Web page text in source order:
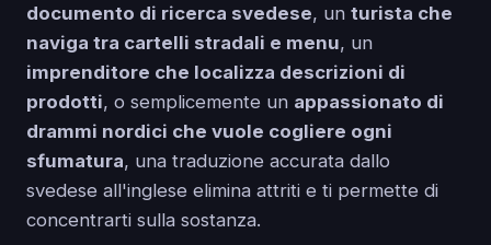
documento di ricerca svedese, un turista che
naviga tra cartelli stradali e menu, un
imprenditore che localizza descrizioni di
prodotti, o semplicemente un appassionato di
drammi nordici che vuole cogliere ogni
sfumatura, una traduzione accurata dallo
svedese all'inglese elimina attriti e ti permette di
concentrarti sulla sostanza.